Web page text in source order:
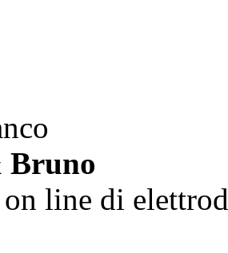
Bruno
line di